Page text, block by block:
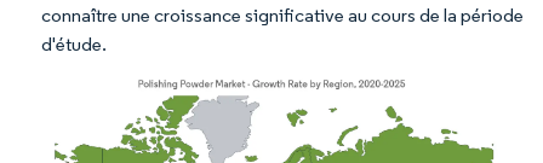
connaître une croissance significative au cours de la période
d'étude.